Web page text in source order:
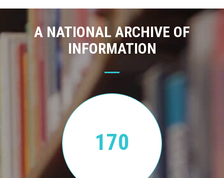
A NATIONAL ARCHIVE OF
INFORMATION
170